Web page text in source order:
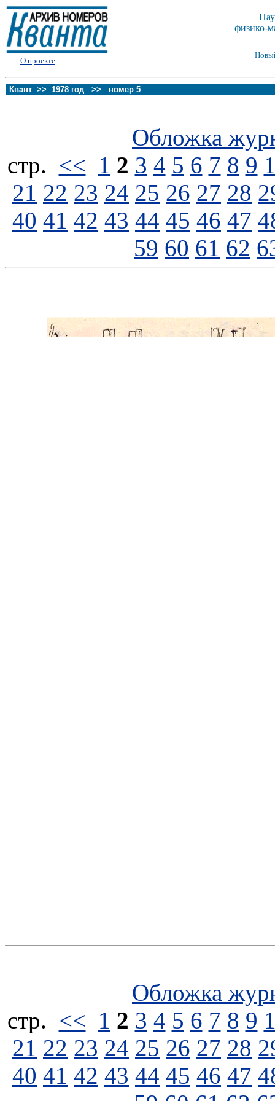
О проекте
физико-
Квант >> 1978 год >> номер 5
Обложка
стp. << 1 2 3 4 5 6 7 8 9
21 22 23 24 25 26 27 28
40 41 42 43 44 45 46 47
59 60 61 62
Обложка
стp. << 1 2 3 4 5 6 7 8 9
21 22 23 24 25 26 27 28
40 41 42 43 44 45 46 47